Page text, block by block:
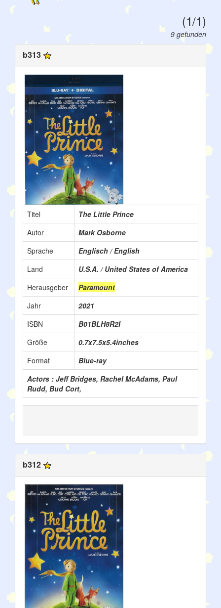
(1/1)
9 gefunden
b313
Titel
The Little Prince
Autor
Mark Osborne
Sprache
Englisch / English
Land
U.S.A. / United States of America
Herausgeber
Paramount
Jahr
2021
ISBN
B01BLH8R2I
Größe
0.7x7.5x5.4inches
Format
Blue-ray
Actors : Jeff Bridges, Rachel McAdams, Paul
Rudd, Bud Cort,
b312